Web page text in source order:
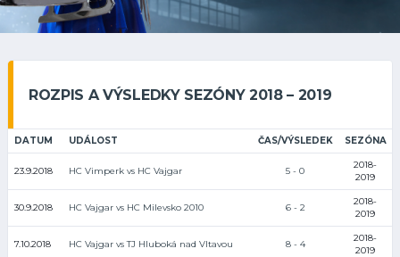
ROZPIS A VÝSLEDKY SEZÓNY 2018 – 2019
DATUM UDÁLOST ČAS/VÝSLEDEK SEZÓNA
23.9.2018 HC Vimperk vs HC Vajgar 5 - 0
2018-
2019
30.9.2018 HC Vajgar vs HC Milevsko 2010 6 - 2
2018-
2019
7.10.2018 HC Vajgar vs TJ Hluboká nad Vltavou 8 - 4
2018-
2019